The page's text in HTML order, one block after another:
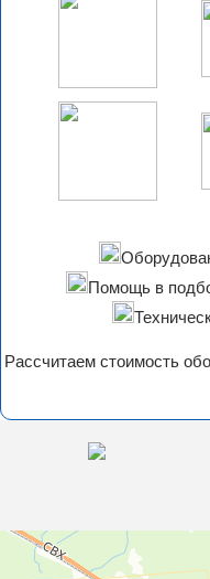
Помощь в
Рассчитаем стоимость